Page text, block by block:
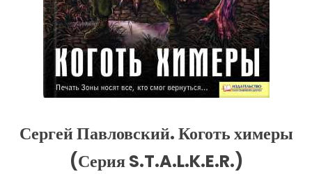
Сергей Павловский. Коготь химеры
(Серия S.T.A.L.K.E.R.)